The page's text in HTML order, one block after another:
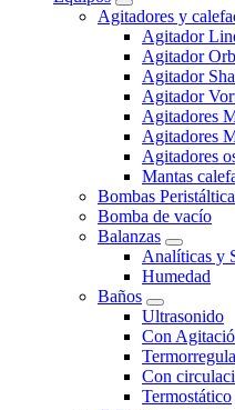
Agitadores y
Agitador
Agitador
Agitador
Agitador
Agitadores
Agitadores
Agitadores
Mantas
Bombas
Bomba de vacío
Balanzas
Analíticas y
Humedad
Baños
Ultrasonido
Con
Con
Termostático